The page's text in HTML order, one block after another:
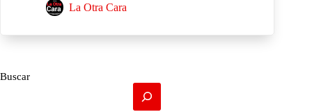
La Otra Cara
Buscar